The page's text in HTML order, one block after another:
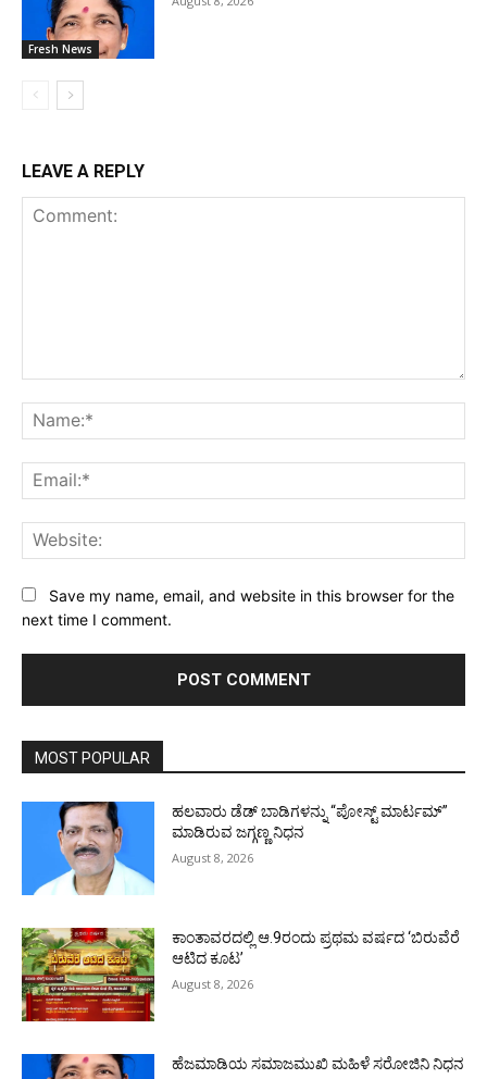
Fresh News
LEAVE A REPLY
Save my name, email, and website in this browser for the
next time I comment.
MOST POPULAR
ಹಲವಾರು ಡೆಡ್ ಬಾಡಿಗಳನ್ನು “ಪೋಸ್ಟ್ ಮಾರ್ಟಮ್”
ಮಾಡಿರುವ ಜಗ್ಗಣ್ಣ ನಿಧನ
August 8, 2026
ಕಾಂತಾವರದಲ್ಲಿ ಆ.9ರಂದು ಪ್ರಥಮ ವರ್ಷದ ‘ಬಿರುವೆರೆ
ಆಟಿದ ಕೂಟ’
August 8, 2026
ಹೆಜಮಾಡಿಯ ಸಮಾಜಮುಖಿ ಮಹಿಳೆ ಸರೋಜಿನಿ ನಿಧನ